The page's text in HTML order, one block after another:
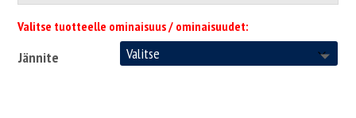
Valitse tuotteelle ominaisuus / ominaisuudet:
Jännite